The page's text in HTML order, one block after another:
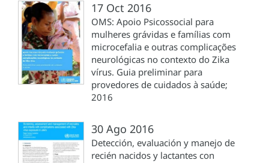
17 Oct 2016
OMS: Apoio Psicossocial para
mulheres grávidas e famílias com
microcefalia e outras complicações
neurológicas no contexto do Zika
vírus. Guia preliminar para
provedores de cuidados à saúde;
2016
30 Ago 2016
Detección, evaluación y manejo de
recién nacidos y lactantes con